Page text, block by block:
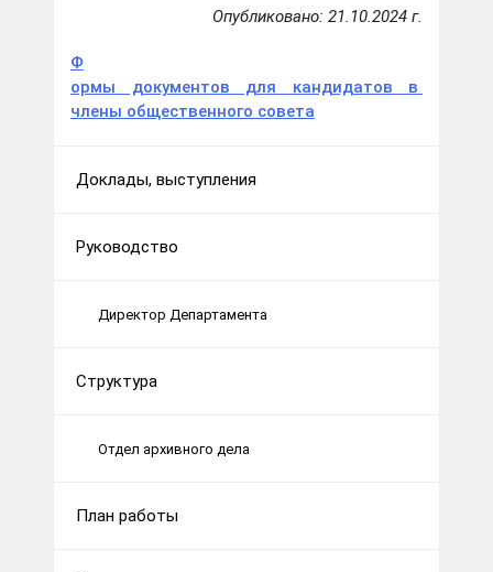
Опубликовано: 21.10.2024 г.
Ф
ормы документов для кандидатов в
члены общественного совета
Доклады, выступления
Руководство
Директор Департамента
Структура
Отдел архивного дела
План работы